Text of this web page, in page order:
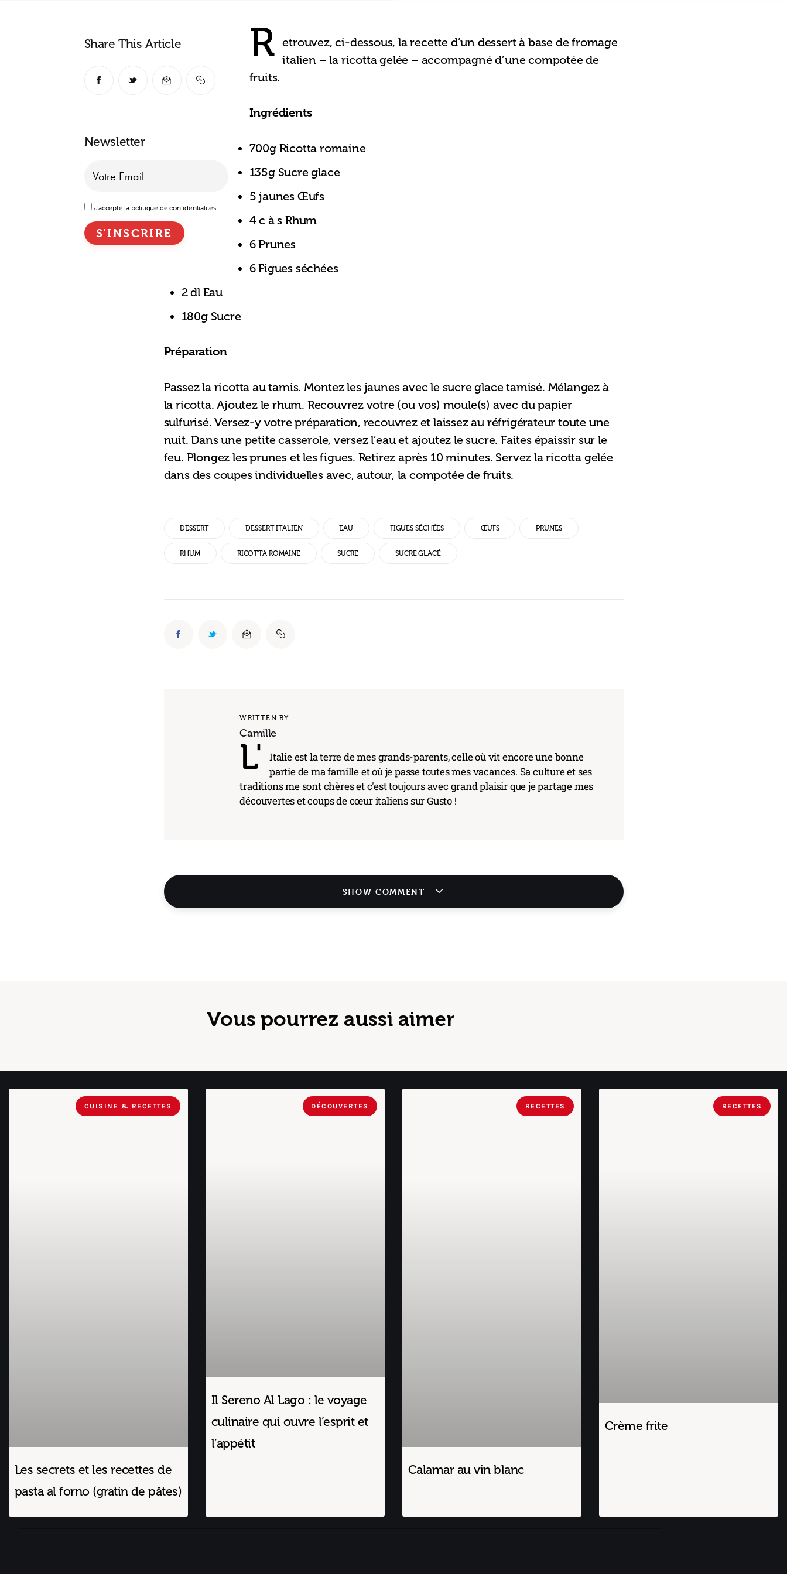
Share This Article
Newsletter
J'accepte la politique de confidentialités
R etrouvez, ci-dessous, la recette d’un dessert à base de fromage
italien – la ricotta gelée – accompagné d’une compotée de
fruits.
Ingrédients
700g Ricotta romaine
135g Sucre glace
5 jaunes Œufs
4 c à s Rhum
6 Prunes
6 Figues séchées
2 dl Eau
180g Sucre
Préparation
Passez la ricotta au tamis. Montez les jaunes avec le sucre glace tamisé. Mélangez à
la ricotta. Ajoutez le rhum. Recouvrez votre (ou vos) moule(s) avec du papier
sulfurisé. Versez-y votre préparation, recouvrez et laissez au réfrigérateur toute une
nuit. Dans une petite casserole, versez l’eau et ajoutez le sucre. Faites épaissir sur le
feu. Plongez les prunes et les figues. Retirez après 10 minutes. Servez la ricotta gelée
dans des coupes individuelles avec, autour, la compotée de fruits.
DESSERT DESSERT ITALIEN EAU FIGUES SÉCHÉES ŒUFS PRUNES
RHUM RICOTTA ROMAINE SUCRE SUCRE GLACÉ
WRITTEN BY
Camille
L'
Italie est la terre de mes grands-parents, celle où vit encore une bonne
partie de ma famille et où je passe toutes mes vacances. Sa culture et ses
traditions me sont chères et c'est toujours avec grand plaisir que je partage mes
découvertes et coups de cœur italiens sur Gusto !
SHOW COMMENT
Vous pourrez aussi aimer
CUISINE & RECETTES
Les secrets et les recettes de
pasta al forno (gratin de pâtes)
DÉCOUVERTES
Il Sereno Al Lago : le voyage
culinaire qui ouvre l’esprit et
l’appétit
RECETTES
Calamar au vin blanc
RECETTES
Crème frite